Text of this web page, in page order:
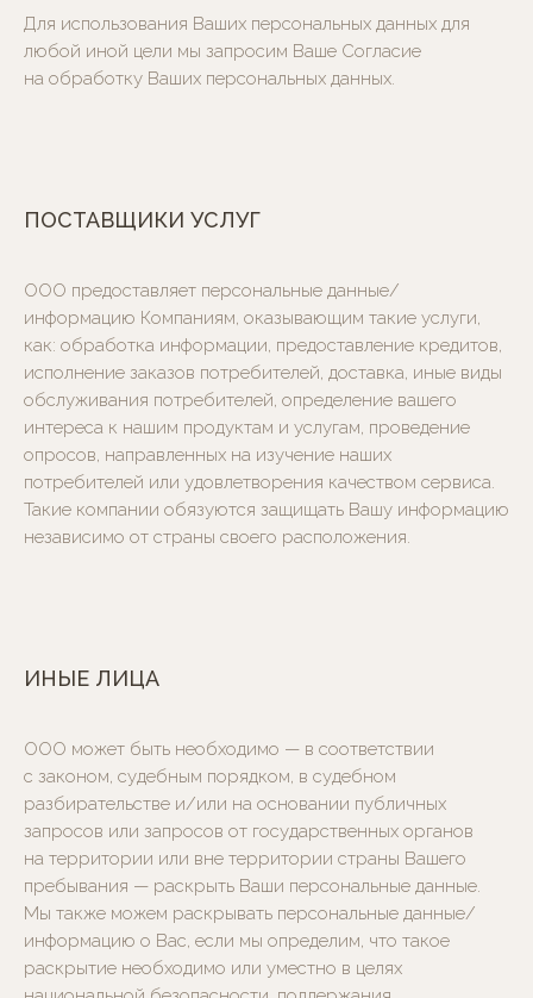
Для использования Ваших персональных данных для
любой иной цели мы запросим Ваше Согласие
на обработку Ваших персональных данных.
ПОСТАВЩИКИ УСЛУГ
ООО предоставляет персональные данные/
информацию Компаниям, оказывающим такие услуги,
как: обработка информации, предоставление кредитов,
исполнение заказов потребителей, доставка, иные виды
обслуживания потребителей, определение вашего
интереса к нашим продуктам и услугам, проведение
опросов, направленных на изучение наших
потребителей или удовлетворения качеством сервиса.
Такие компании обязуются защищать Вашу информацию
независимо от страны своего расположения.
ИНЫЕ ЛИЦА
ООО может быть необходимо — в соответствии
с законом, судебным порядком, в судебном
разбирательстве и/или на основании публичных
запросов или запросов от государственных органов
на территории или вне территории страны Вашего
пребывания — раскрыть Ваши персональные данные.
Мы также можем раскрывать персональные данные/
информацию о Вас, если мы определим, что такое
раскрытие необходимо или уместно в целях